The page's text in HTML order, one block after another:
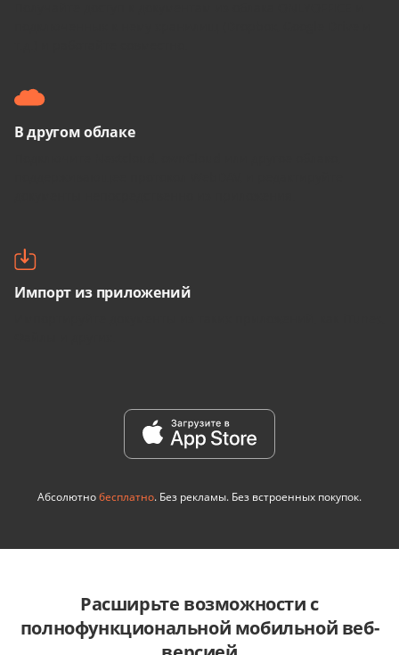
В другом облаке
Импорт из приложений
Абсолютнобесплатно. Без рекламы. Без встроенных покупок.
Расширьте возможности с
полнофункциональной мобильной веб-